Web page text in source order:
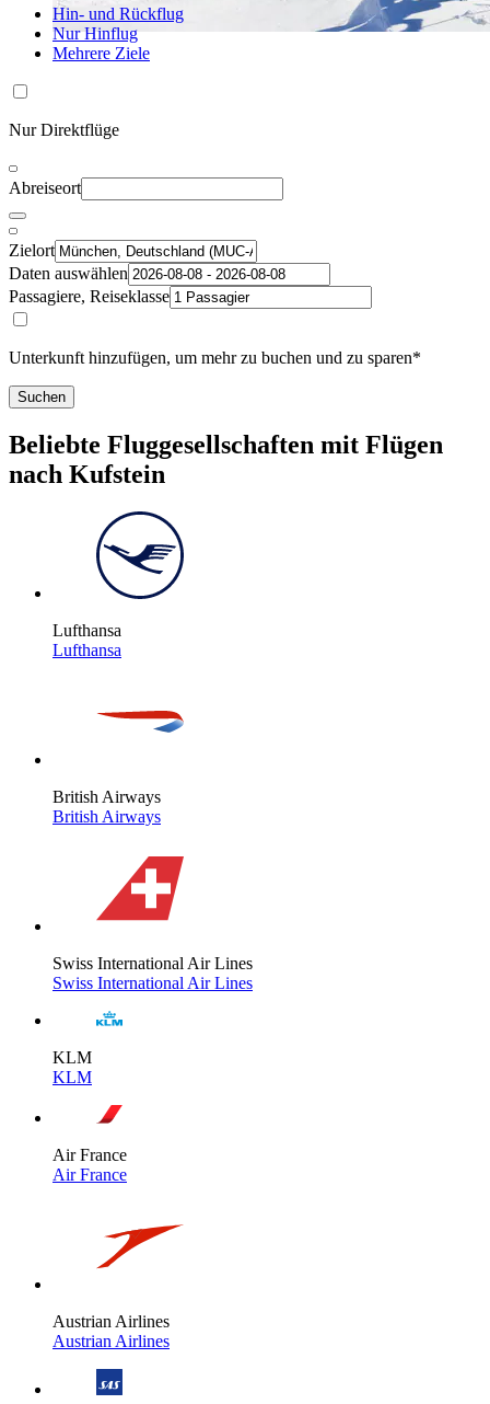
Hin- und Rückflug
Nur Hinflug
Mehrere Ziele
Nur Direktflüge
Abreiseort
Zielort
Daten auswählen
Passagiere, Reiseklasse
Unterkunft hinzufügen, um mehr zu buchen und zu sparen*
Suchen
Beliebte Fluggesellschaften mit Flügen
nach Kufstein
Lufthansa
Lufthansa
British Airways
British Airways
Swiss International Air Lines
Swiss International Air Lines
KLM
KLM
Air France
Air France
Austrian Airlines
Austrian Airlines